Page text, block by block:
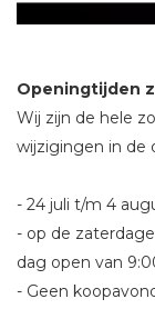
Openingtijden
Wij zijn de hele
wijzigingen in de
- 24 juli t/m 4
- op de
dag open van
- Geen